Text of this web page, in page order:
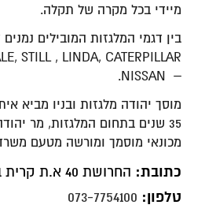
מיידי בכל מקרה של תקלה.
– NISSAN.
מוסך יהודה מלגזות ובניו מביא
35 שנים בתחום המלגזות, מר
מכונאי מוסמך ומורשה מטעם
כתובת: החרושת 40 א.ת קרית ביאליק.
טלפון: 073-7754100